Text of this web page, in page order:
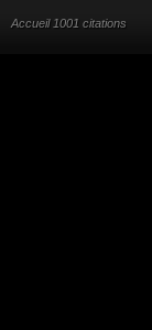
Accueil 1001 citations